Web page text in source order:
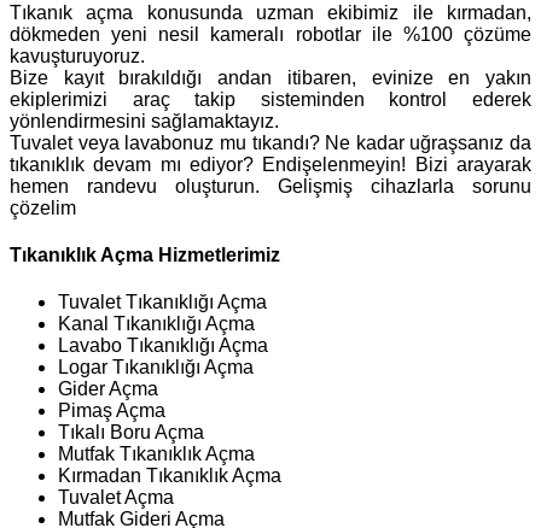
Tıkanık açma konusunda uzman ekibimiz ile kırmadan,
dökmeden yeni nesil kameralı robotlar ile %100 çözüme
kavuşturuyoruz.
Bize kayıt bırakıldığı andan itibaren, evinize en yakın
ekiplerimizi araç takip sisteminden kontrol ederek
yönlendirmesini sağlamaktayız.
Tuvalet veya lavabonuz mu tıkandı? Ne kadar uğraşsanız da
tıkanıklık devam mı ediyor? Endişelenmeyin! Bizi arayarak
hemen randevu oluşturun. Gelişmiş cihazlarla sorunu
çözelim
Tıkanıklık Açma Hizmetlerimiz
Tuvalet Tıkanıklığı Açma
Kanal Tıkanıklığı Açma
Lavabo Tıkanıklığı Açma
Logar Tıkanıklığı Açma
Gider Açma
Pimaş Açma
Tıkalı Boru Açma
Mutfak Tıkanıklık Açma
Kırmadan Tıkanıklık Açma
Tuvalet Açma
Mutfak Gideri Açma